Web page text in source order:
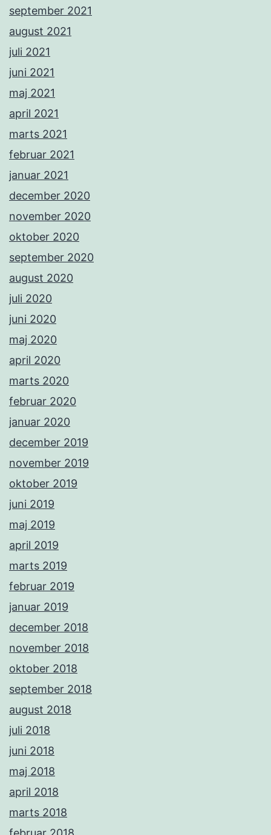
september 2021
august 2021
juli 2021
juni 2021
maj 2021
april 2021
marts 2021
februar 2021
januar 2021
december 2020
november 2020
oktober 2020
september 2020
august 2020
juli 2020
juni 2020
maj 2020
april 2020
marts 2020
februar 2020
januar 2020
december 2019
november 2019
oktober 2019
juni 2019
maj 2019
april 2019
marts 2019
februar 2019
januar 2019
december 2018
november 2018
oktober 2018
september 2018
august 2018
juli 2018
juni 2018
maj 2018
april 2018
marts 2018